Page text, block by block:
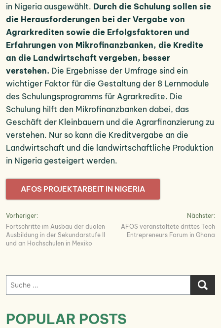
in Nigeria ausgewählt. Durch die Schulung sollen sie
die Herausforderungen bei der Vergabe von
Agrarkrediten sowie die Erfolgsfaktoren und
Erfahrungen von Mikrofinanzbanken, die Kredite
an die Landwirtschaft vergeben, besser
verstehen. Die Ergebnisse der Umfrage sind ein
wichtiger Faktor für die Gestaltung der 8 Lernmodule
des Schulungsprogramms für Agrarkredite. Die
Schulung hilft den Mikrofinanzbanken dabei, das
Geschäft der Kleinbauern und die Agrarfinanzierung zu
verstehen. Nur so kann die Kreditvergabe an die
Landwirtschaft und die landwirtschaftliche Produktion
in Nigeria gesteigert werden.
AFOS PROJEKTARBEIT IN NIGERIA
Beitrags-
Navigation
Vorheriger:
Fortschritte im Ausbau der dualen
Ausbildung in der Sekundarstufe II
und an Hochschulen in Mexiko
Nächster:
AFOS veranstaltete drittes Tech
Entrepreneurs Forum in Ghana
Suche
nach:
POPULAR POSTS